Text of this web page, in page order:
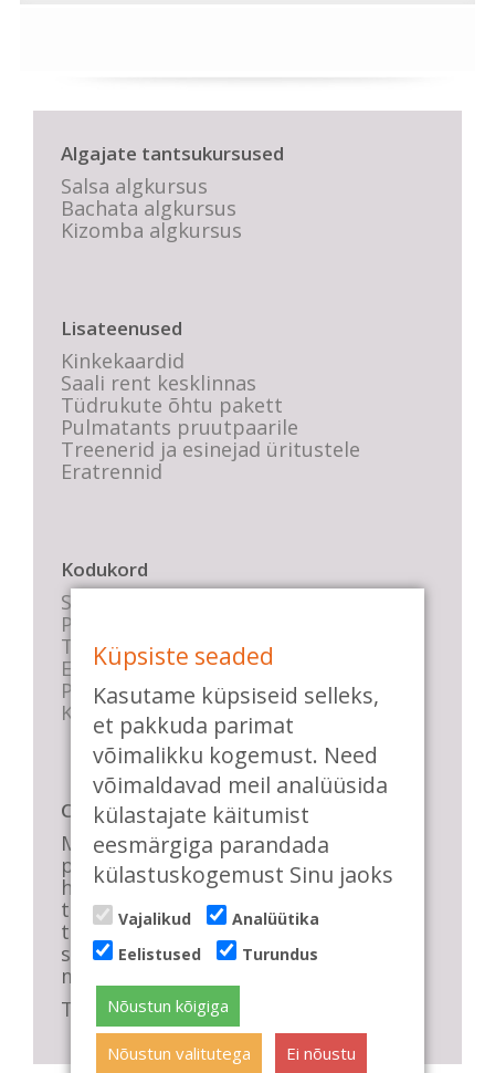
Algajate tantsukursused
Salsa algkursus
Bachata algkursus
Kizomba algkursus
Lisateenused
Kinkekaardid
Saali rent kesklinnas
Tüdrukute õhtu pakett
Pulmatants pruutpaarile
Treenerid ja esinejad üritustele
Eratrennid
Kodukord
Stuudio sisekord
Privaatsustingimused
Tasemete kirjeldused
E-poe tingimused
Parkimise info
KKK
Casa de Baile
Me pühendume lõbusale olemisele,
positiivsele seltskonnale ja
huvitavatele ning kasulikele
tantsudele. Kui mõnes meie
talveõhtuses trennis tuled kustutada,
siis vaatab vastu säravate silmade
meri, mis näitab, et oleme õigel teel!
Tule ka sina meie sekka.
Küpsiste seaded
Kasutame küpsiseid selleks,
et pakkuda parimat
võimalikku kogemust. Need
võimaldavad meil analüüsida
külastajate käitumist
eesmärgiga parandada
külastuskogemust Sinu jaoks
Vajalikud
Analüütika
Eelistused
Turundus
Nõustun kõigiga
Nõustun valitutega Ei nõustu